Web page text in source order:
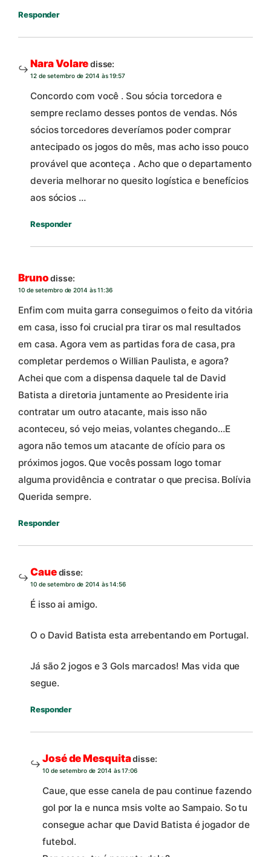
Responder
Nara Volaredisse:
12 de setembro de 2014 às 19:57
Concordo com você . Sou sócia torcedora e
sempre reclamo desses pontos de vendas. Nós
sócios torcedores deveríamos poder comprar
antecipado os jogos do mês, mas acho isso pouco
provável que aconteça . Acho que o departamento
deveria melhorar no quesito logística e benefícios
aos sócios …
Responder
Bruno disse:
10 de setembro de 2014 às 11:36
Enfim com muita garra conseguimos o feito da vitória
em casa, isso foi crucial pra tirar os mal resultados
em casa. Agora vem as partidas fora de casa, pra
completar perdemos o Willian Paulista, e agora?
Achei que com a dispensa daquele tal de David
Batista a diretoria juntamente ao Presidente iria
contratar um outro atacante, mais isso não
aconteceu, só vejo meias, volantes chegando…E
agora não temos um atacante de ofício para os
próximos jogos. Que vocês possam logo tomar
alguma providência e contratar o que precisa. Bolívia
Querida sempre.
Responder
Cauedisse:
10 de setembro de 2014 às 14:56
É isso ai amigo.
O o David Batista esta arrebentando em Portugal.
Já são 2 jogos e 3 Gols marcados! Mas vida que
segue.
Responder
José de Mesquitadisse:
10 de setembro de 2014 às 17:06
Caue, que esse canela de pau continue fazendo
gol por la e nunca msis volte ao Sampaio. So tu
consegue achar que David Batista é jogador de
futebol.